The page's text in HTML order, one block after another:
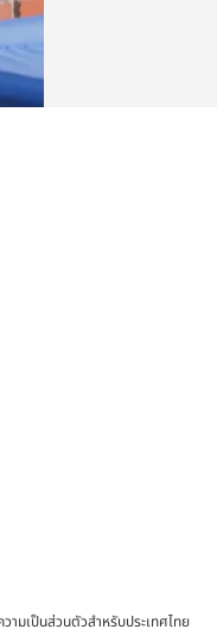
ามเป็นส่วนตัวสำหรับประเทศไทย